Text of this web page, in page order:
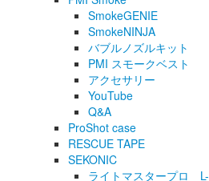
SmokeGENIE
SmokeNINJA
バブルノズルキット
PMI スモークベスト
アクセサリー
YouTube
Q&A
ProShot case
RESCUE TAPE
SEKONIC
ライトマスタープロ L-